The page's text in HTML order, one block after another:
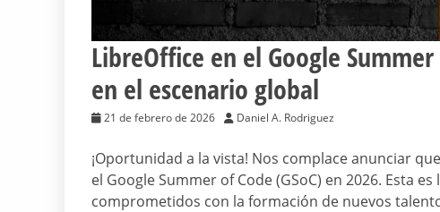
LibreOffice en el Google
en el escenario global
21 de febrero de 2026 Daniel A. Rodriguez
¡Oportunidad a la vista! Nos complace anunciar
el Google Summer of Code (GSoC) en 2026. Esta
comprometidos con la formación de nuevos